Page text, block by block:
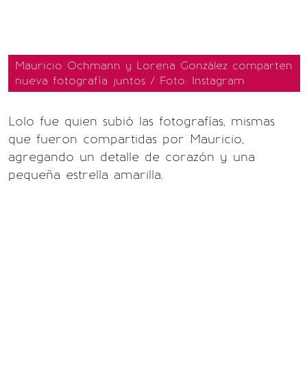
Mauricio Ochmann y Lorena González comparten
nueva fotografía juntos / Foto: Instagram
Lolo fue quien subió las fotografías, mismas
que fueron compartidas por Mauricio,
agregando un detalle de corazón y una
pequeña estrella amarilla.